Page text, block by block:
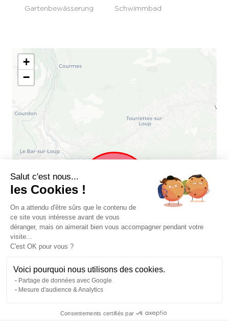
Gartenbewässerung
Schwimmbad
+
−
Salut c'est nous...
les Cookies !
On a attendu d'être sûrs que le contenu de
ce site vous intéresse avant de vous
déranger, mais on aimerait bien vous accompagner pendant votre
visite...
C'est OK pour vous ?
Voici pourquoi nous utilisons des cookies.
Partage de données avec Google
Mesure d'audience & Analytics
Consentements certifiés par